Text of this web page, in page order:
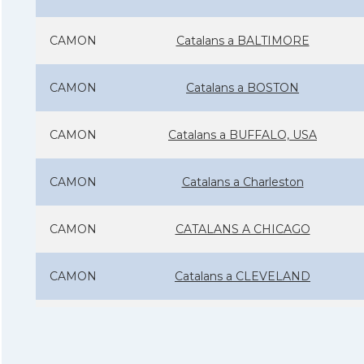
CAMON Catalans a BALTIMORE
CAMON Catalans a BOSTON
CAMON Catalans a BUFFALO, USA
CAMON Catalans a Charleston
CAMON CATALANS A CHICAGO
CAMON Catalans a CLEVELAND